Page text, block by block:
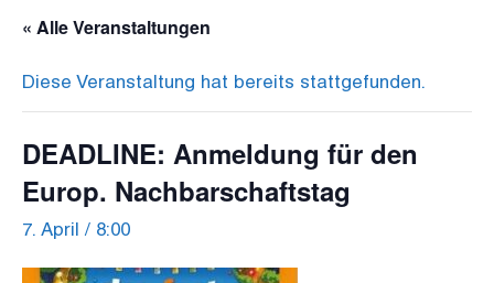
« Alle Veranstaltungen
Diese Veranstaltung hat bereits stattgefunden.
DEADLINE: Anmeldung für den
Europ. Nachbarschaftstag
7. April / 8:00